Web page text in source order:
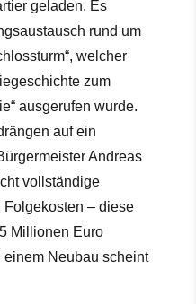
geladen. Es
rund um
welcher
zum
ausgerufen wurde.
auf ein
Andreas
vollständige
Folgekosten – diese
Millionen Euro
Neubau scheint